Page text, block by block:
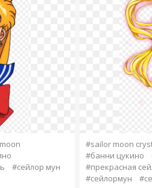
#сейлор мун
#sailor moon
#банни цукино
#прекрасная
#сейлормун